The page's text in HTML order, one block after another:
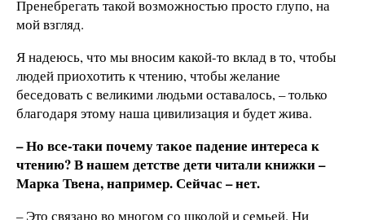
Пренебрегать такой возможностью просто глупо, на
мой взгляд.
Я надеюсь, что мы вносим какой-то вклад в то, чтобы
людей приохотить к чтению, чтобы желание
беседовать с великими людьми оставалось, – только
благодаря этому наша цивилизация и будет жива.
– Но все-таки почему такое падение интереса к
чтению? В нашем детстве дети читали книжки –
Марка Твена, например. Сейчас – нет.
– Это связано во многом со школой и семьей. Ни